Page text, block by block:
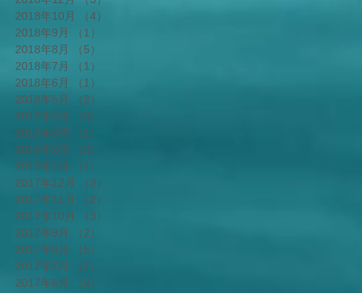
2018年10月
（4）
2018年9月
（1）
2018年8月
（5）
2018年7月
（1）
2018年6月
（1）
2018年5月
（2）
2018年4月
（3）
2018年3月
（1）
2018年2月
（3）
2018年1月
（1）
2017年12月
（3）
2017年11月
（2）
2017年10月
（3）
2017年9月
（2）
2017年8月
（5）
2017年7月
（1）
2017年6月
（2）